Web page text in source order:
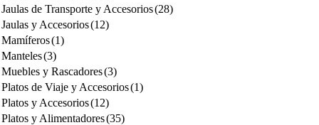
Jaulas de Transporte y Accesorios(28)
Jaulas y Accesorios(12)
Mamíferos(1)
Manteles(3)
Muebles y Rascadores(3)
Platos de Viaje y Accesorios(1)
Platos y Accesorios(12)
Platos y Alimentadores(35)